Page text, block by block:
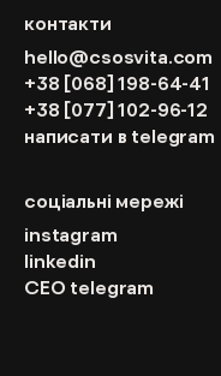
контакти
hello@csosvita.com
+38 [068] 198-64-41
+38 [077] 102-96-12
написати в telegram
соціальні мережі
instagram
linkedin
CEO telegram